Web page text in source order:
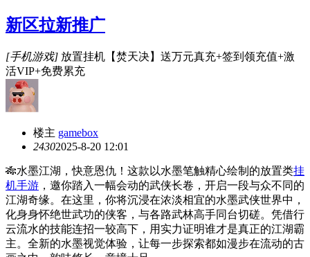
新区拉新推广
[手机游戏] 放置挂机【焚天决】送万元真充+签到领充值+激
活VIP+免费累充
楼主 gamebox
24302025-8-20 12:01
🎋水墨江湖，快意恩仇！这款以水墨笔触精心绘制的放置类挂
机手游 ，邀你踏入一幅会动的武侠长卷，开启一段与众不同的
江湖奇缘。在这里，你将沉浸在浓淡相宜的水墨武侠世界中，
化身身怀绝世武功的侠客，与各路武林高手同台切磋。凭借行
云流水的技能连招一较高下，用实力证明谁才是真正的江湖霸
主。全新的水墨视觉体验，让每一步探索都如漫步在流动的古